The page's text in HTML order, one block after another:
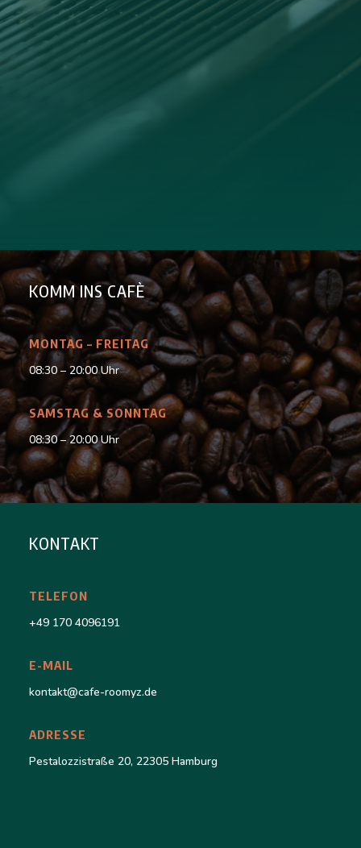
KOMM INS CAFÈ
MONTAG – FREITAG
08:30 – 20:00 Uhr
SAMSTAG & SONNTAG
08:30 – 20:00 Uhr
KONTAKT
TELEFON
+49 170 4096191
E-MAIL
kontakt@cafe-roomyz.de
ADRESSE
Pestalozzistraße 20, 22305 Hamburg